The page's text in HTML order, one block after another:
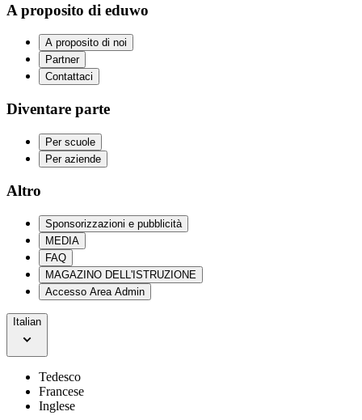
A proposito di eduwo
A proposito di noi
Partner
Contattaci
Diventare parte
Per scuole
Per aziende
Altro
Sponsorizzazioni e pubblicità
MEDIA
FAQ
MAGAZINO DELL'ISTRUZIONE
Accesso Area Admin
Italian
Tedesco
Francese
Inglese